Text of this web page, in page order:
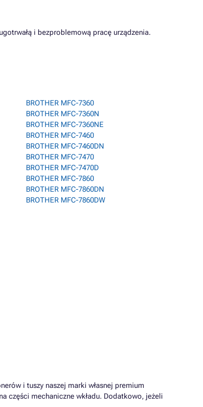
i bezproblemową pracę urządzenia.
BROTHER MFC-7360
BROTHER MFC-7360N
BROTHER MFC-7360NE
BROTHER MFC-7460
BROTHER MFC-7460DN
BROTHER MFC-7470
BROTHER MFC-7470D
BROTHER MFC-7860
BROTHER MFC-7860DN
BROTHER MFC-7860DW
i tuszy naszej marki własnej premium
na części mechaniczne wkładu. Dodatkowo, jeżeli